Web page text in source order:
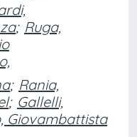
; Ruga,
; Rania,
; Gallelli,
Giovambattista